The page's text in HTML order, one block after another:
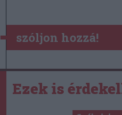
szóljon hozzá!
Ezek is